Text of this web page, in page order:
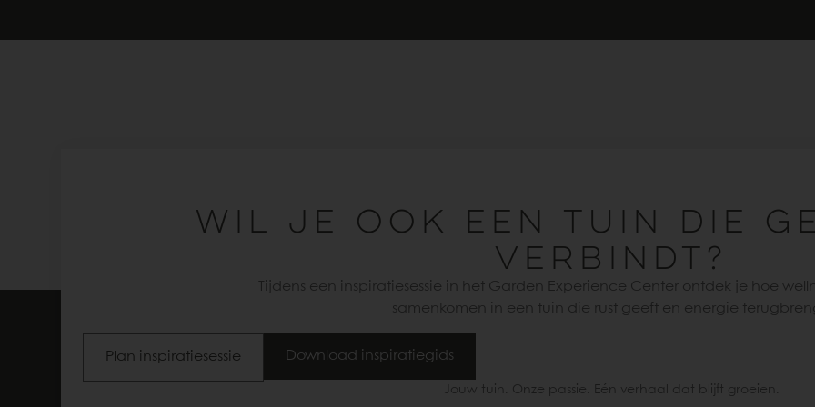
WIL JE OOK EEN TUIN DIE
VERBINDT?
Tijdens een inspiratiesessie in het Garden Experience Center ontdek je hoe
samenkomen in een tuin die rust geeft en energie
Plan inspiratiesessie Download inspiratiegids
Jouw tuin. Onze passie. Eén verhaal dat blijft groeien.